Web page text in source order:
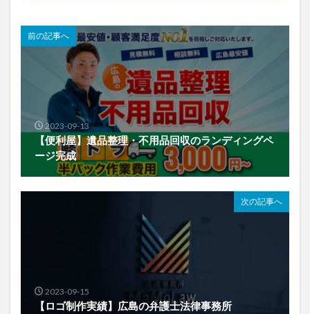
前の記事へ
2023-09-13
【便利屋】遺品整理・不用品回収のランディングペ
ージ完成
次の記事へ
2023-09-15
【ロゴ制作実績】広島の弁護士法律事務所